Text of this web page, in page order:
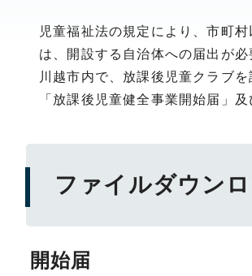
児童福祉法の規定により、市町
は、開設する自治体への届出が必
川越市内で、放課後児童クラブ
「放課後児童健全事業開始届」
ファイルダウン
開始届